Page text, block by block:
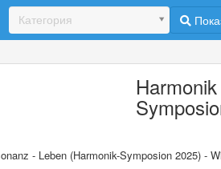
Категория
- Leben (Harmonik-Symposion 2025) -